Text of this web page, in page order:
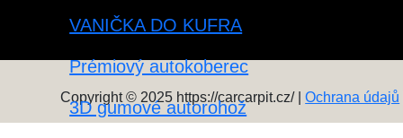
VANIČKA DO KUFRA
Prémiový autokoberec
3D gumové autorohož
Copyright © 2025 https://carcarpit.cz/ |Ochrana údajů